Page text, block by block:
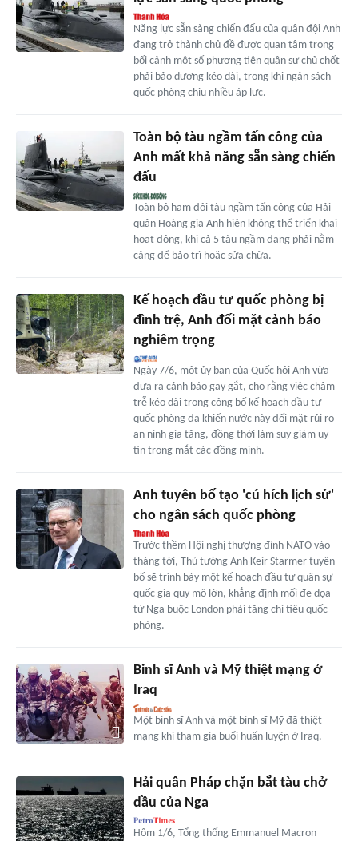
Năng lực sẵn sàng chiến đấu của quân đội Anh
đang trở thành chủ đề được quan tâm trong
bối cảnh một số phương tiện quân sự chủ chốt
phải bảo dưỡng kéo dài, trong khi ngân sách
quốc phòng chịu nhiều áp lực.
Toàn bộ tàu ngầm tấn công của
Anh mất khả năng sẵn sàng chiến
đấu
Toàn bộ hạm đội tàu ngầm tấn công của Hải
quân Hoàng gia Anh hiện không thể triển khai
hoạt động, khi cả 5 tàu ngầm đang phải nằm
cảng để bảo trì hoặc sửa chữa.
Kế hoạch đầu tư quốc phòng bị
đình trệ, Anh đối mặt cảnh báo
nghiêm trọng
Ngày 7/6, một ủy ban của Quốc hội Anh vừa
đưa ra cảnh báo gay gắt, cho rằng việc chậm
trễ kéo dài trong công bố kế hoạch đầu tư
quốc phòng đã khiến nước này đối mặt rủi ro
an ninh gia tăng, đồng thời làm suy giảm uy
tín trong mắt các đồng minh.
Anh tuyên bố tạo 'cú hích lịch sử'
cho ngân sách quốc phòng
Trước thềm Hội nghị thượng đỉnh NATO vào
tháng tới, Thủ tướng Anh Keir Starmer tuyên
bố sẽ trình bày một kế hoạch đầu tư quân sự
quốc gia quy mô lớn, khẳng định mối đe dọa
từ Nga buộc London phải tăng chi tiêu quốc
phòng.
Binh sĩ Anh và Mỹ thiệt mạng ở
Iraq
Một binh sĩ Anh và một binh sĩ Mỹ đã thiệt
mạng khi tham gia buổi huấn luyện ở Iraq.
Hải quân Pháp chặn bắt tàu chở
dầu của Nga
Hôm 1/6, Tổng thống Emmanuel Macron